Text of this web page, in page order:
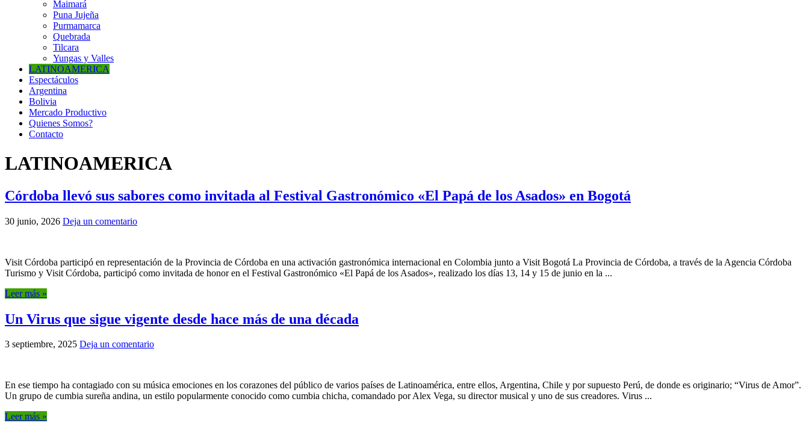
Maimará
Puna Jujeña
Purmamarca
Quebrada
Tilcara
Yungas y Valles
LATINOAMERICA
Espectáculos
Argentina
Bolivia
Mercado Productivo
Quienes Somos?
Contacto
LATINOAMERICA
Córdoba llevó sus sabores como invitada al Festival Gastronómico «El Papá de los Asados» en Bogotá
30 junio, 2026 Deja un comentario
Visit Córdoba participó en representación de la Provincia de Córdoba en una activación gastronómica internacional en Colombia junto a Visit Bogotá La Provincia de Córdoba, a través de la Agencia Córdoba
Turismo y Visit Córdoba, participó como invitada de honor en el Festival Gastronómico «El Papá de los Asados», realizado los días 13, 14 y 15 de junio en la ...
Leer más »
Un Virus que sigue vigente desde hace más de una década
3 septiembre, 2025 Deja un comentario
En ese tiempo ha contagiado con su música emociones en los corazones del público de varios países de Latinoamérica, entre ellos, Argentina, Chile y por supuesto Perú, de donde es originario; “Virus de Amor”.
Un grupo de cumbia sureña andina, un estilo popularmente conocido como cumbia chicha, comandado por Alex Vega, su director musical y uno de sus creadores. Virus ...
Leer más »